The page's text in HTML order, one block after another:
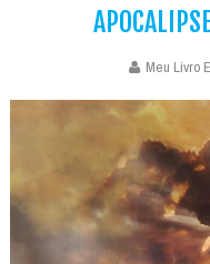
Meu Livro